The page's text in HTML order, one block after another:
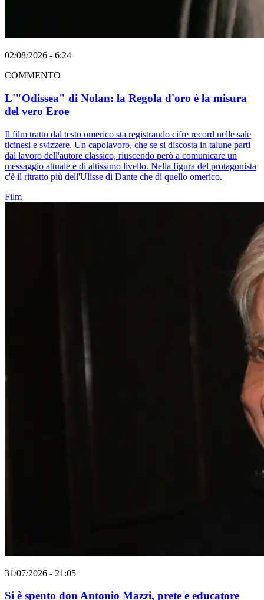
02/08/2026 - 6:24
COMMENTO
L'"Odissea" di Nolan: la Regola d'oro è la misura
del vero Eroe
Il film tratto dal testo omerico sta registrando cifre record nelle sale
ticinesi e svizzere. Un capolavoro, che se si discosta in talune parti
dal lavoro dell'autore classico, riuscendo però a comunicare un
messaggio attuale e di altissimo livello. Nella figura del protagonista
c'è il ritratto più dell'Ulisse di Dante che di quello omerico.
Film
31/07/2026 - 21:05
Si è spento don Antonio Mazzi, prete e educatore